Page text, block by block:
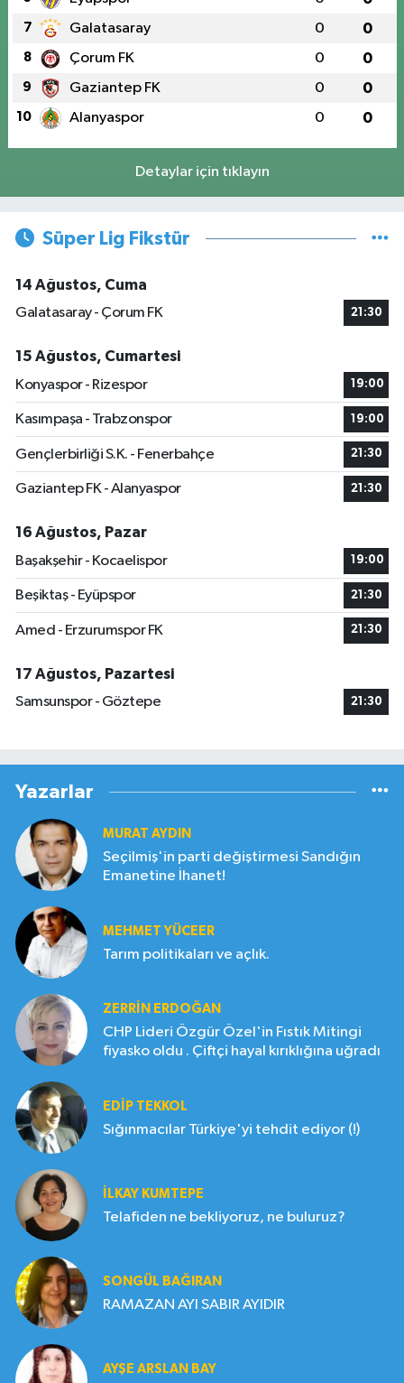
7 Galatasaray 0 0
8 Çorum FK 0 0
9 Gaziantep FK 0 0
10 Alanyaspor 0 0
Detaylar için tıklayın
Süper Lig Fikstür
14 Ağustos, Cuma
Galatasaray - Çorum FK
21:30
15 Ağustos, Cumartesi
Konyaspor - Rizespor
19:00
Kasımpaşa - Trabzonspor 19:00
Gençlerbirliği S.K. - Fenerbahçe 21:30
Gaziantep FK - Alanyaspor 21:30
16 Ağustos, Pazar
Başakşehir - Kocaelispor
19:00
Beşiktaş - Eyüpspor 21:30
Amed - Erzurumspor FK 21:30
17 Ağustos, Pazartesi
Samsunspor - Göztepe
21:30
Yazarlar
MURAT AYDIN
Seçilmiş'in parti değiştirmesi Sandığın
Emanetine İhanet!
MEHMET YÜCEER
Tarım politikaları ve açlık.
ZERRIN ERDOĞAN
CHP Lideri Özgür Özel'in Fıstık Mitingi
fiyasko oldu . Çiftçi hayal kırıklığına uğradı
EDIP TEKKOL
Sığınmacılar Türkiye'yi tehdit ediyor (!)
İLKAY KUMTEPE
Telafiden ne bekliyoruz, ne buluruz?
SONGÜL BAĞIRAN
RAMAZAN AYI SABIR AYIDIR
AYŞE ARSLAN BAY